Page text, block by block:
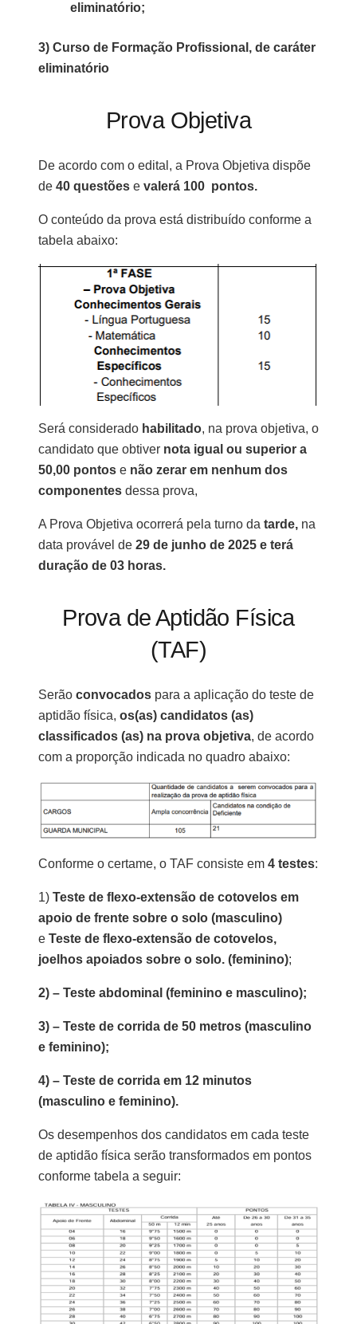
eliminatório;
3) Curso de Formação Profissional, de caráter
eliminatório
Prova Objetiva
De acordo com o edital, a Prova Objetiva dispõe
de 40 questões e valerá 100 pontos.
O conteúdo da prova está distribuído conforme a
tabela abaixo:
Será considerado habilitado, na prova objetiva, o
candidato que obtiver nota igual ou superior a
50,00 pontos e não zerar em nenhum dos
componentes dessa prova,
A Prova Objetiva ocorrerá pela turno da tarde, na
data provável de 29 de junho de 2025 e terá
duração de 03 horas.
Prova de Aptidão Física
(TAF)
Serão convocados para a aplicação do teste de
aptidão física, os(as) candidatos (as)
classificados (as) na prova objetiva, de acordo
com a proporção indicada no quadro abaixo:
Conforme o certame, o TAF consiste em 4 testes:
1) Teste de flexo-extensão de cotovelos em
apoio de frente sobre o solo (masculino)
e Teste de flexo-extensão de cotovelos,
joelhos apoiados sobre o solo. (feminino);
2) – Teste abdominal (feminino e masculino);
3) – Teste de corrida de 50 metros (masculino
e feminino);
4) – Teste de corrida em 12 minutos
(masculino e feminino).
Os desempenhos dos candidatos em cada teste
de aptidão física serão transformados em pontos
conforme tabela a seguir: